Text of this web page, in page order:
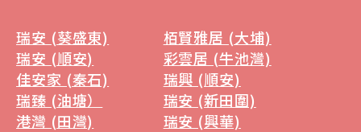
瑞安 (葵盛東)
栢賢雅居 (大埔)
瑞安 (順安)
彩雲居 (牛池灣)
佳安家 (秦石)
瑞興 (順安)
瑞臻 (油塘）
瑞安 (新田圍)
港灣 (田灣)
瑞安 (興華)